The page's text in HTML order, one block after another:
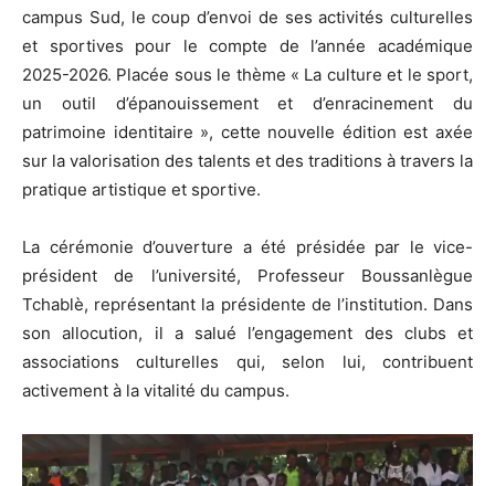
campus Sud, le coup d’envoi de ses activités culturelles
et sportives pour le compte de l’année académique
2025-2026. Placée sous le thème « La culture et le sport,
un outil d’épanouissement et d’enracinement du
patrimoine identitaire », cette nouvelle édition est axée
sur la valorisation des talents et des traditions à travers la
pratique artistique et sportive.
La cérémonie d’ouverture a été présidée par le vice-
président de l’université, Professeur Boussanlègue
Tchablè, représentant la présidente de l’institution. Dans
son allocution, il a salué l’engagement des clubs et
associations culturelles qui, selon lui, contribuent
activement à la vitalité du campus.